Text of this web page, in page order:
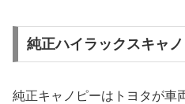
純正ハイラックスキャ
純正キャノピーはトヨタが車